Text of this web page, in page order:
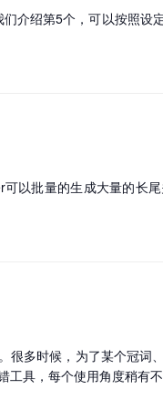
介绍第5个，可以按照设
以批量的生成大量的长
多时候，为了某个冠词
工具，每个使用角度稍有